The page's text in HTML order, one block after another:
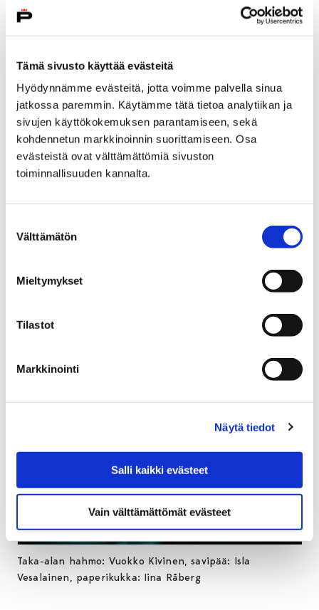
Tämä sivusto käyttää evästeitä
Hyödynnämme evästeitä, jotta voimme palvella sinua
jatkossa paremmin. Käytämme tätä tietoa analytiikan ja
sivujen käyttökokemuksen parantamiseen, sekä
kohdennetun markkinoinnin suorittamiseen. Osa
evästeistä ovat välttämättömiä sivuston
toiminnallisuuden kannalta.
valinta
Välttämätön
Mieltymykset
Tilastot
Markkinointi
Näytä tiedot
Salli kaikki evästeet
Vain välttämättömät evästeet
Porin taidemuseo, luentosali 2. krs
12. huhtikuuta – 25. toukokuuta
Avoinna ti–pe klo 11–18, la–su 10–17, ma suljettu
Vapaa pääsy.
Taka-alan hahmo: Vuokko Kivinen, savipää: Isla
Vesalainen, paperikukka: Iina Råberg